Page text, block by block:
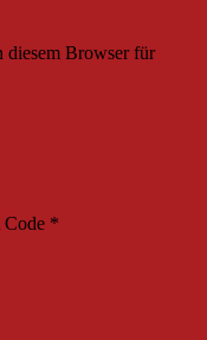
diesem Browser für
*